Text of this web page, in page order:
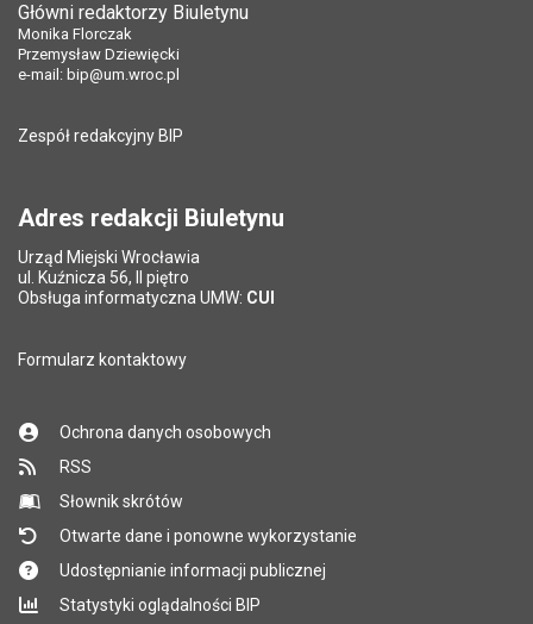
Główni redaktorzy Biuletynu
Monika Florczak
Przemysław Dziewięcki
e-mail: bip@um.wroc.pl
Zespół redakcyjny BIP
Adres redakcji Biuletynu
Urząd Miejski Wrocławia
ul. Kuźnicza 56, II piętro
Obsługa informatyczna UMW: CUI
Formularz kontaktowy
Ochrona danych osobowych
RSS
Słownik skrótów
Otwarte dane i ponowne wykorzystanie
Udostępnianie informacji publicznej
Statystyki oglądalności BIP